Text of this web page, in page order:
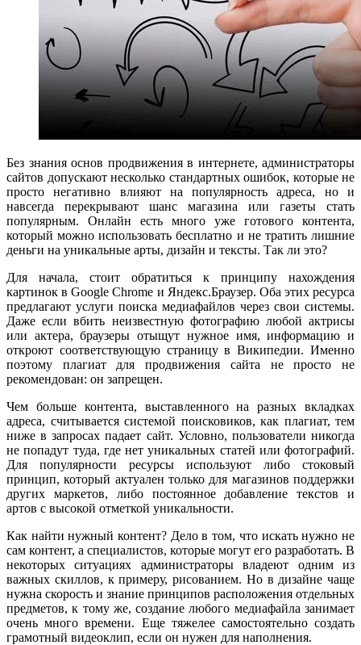
Без знания основ продвижения в интернете, администраторы
сайтов допускают несколько стандартных ошибок, которые не
просто негативно влияют на популярность адреса, но и
навсегда перекрывают шанс магазина или газеты стать
популярным. Онлайн есть много уже готового контента,
который можно использовать бесплатно и не тратить лишние
деньги на уникальные арты, дизайн и тексты. Так ли это?
Для начала, стоит обратиться к принципу нахождения
картинок в Google Chrome и Яндекс.Браузер. Оба этих ресурса
предлагают услуги поиска медиафайлов через свои системы.
Даже если вбить неизвестную фотографию любой актрисы
или актера, браузеры отыщут нужное имя, информацию и
откроют соответствующую страницу в Википедии. Именно
поэтому плагиат для продвижения сайта не просто не
рекомендован: он запрещен.
Чем больше контента, выставленного на разных вкладках
адреса, считывается системой поисковиков, как плагиат, тем
ниже в запросах падает сайт. Условно, пользователи никогда
не попадут туда, где нет уникальных статей или фотографий.
Для популярности ресурсы используют либо стоковый
принцип, который актуален только для магазинов поддержки
других маркетов, либо постоянное добавление текстов и
артов с высокой отметкой уникальности.
Как найти нужный контент? Дело в том, что искать нужно не
сам контент, а специалистов, которые могут его разработать. В
некоторых ситуациях администраторы владеют одним из
важных скиллов, к примеру, рисованием. Но в дизайне чаще
нужна скорость и знание принципов расположения отдельных
предметов, к тому же, создание любого медиафайла занимает
очень много времени. Еще тяжелее самостоятельно создать
грамотный видеоклип, если он нужен для наполнения.